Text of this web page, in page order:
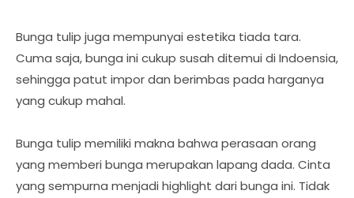
Bunga tulip juga mempunyai estetika tiada tara.
Cuma saja, bunga ini cukup susah ditemui di Indoensia,
sehingga patut impor dan berimbas pada harganya
yang cukup mahal.
Bunga tulip memiliki makna bahwa perasaan orang
yang memberi bunga merupakan lapang dada. Cinta
yang sempurna menjadi highlight dari bunga ini. Tidak